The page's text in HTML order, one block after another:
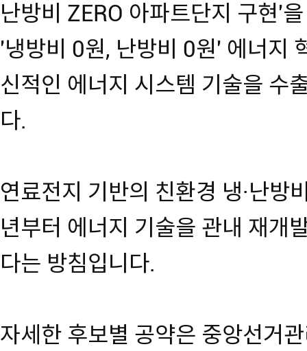
난방비 ZERO 아파트단지 구현'
'냉방비 0원, 난방비 0원' 에너지
신적인 에너지 시스템 기술을 수
다.
연료전지 기반의 친환경 냉·난방
년부터 에너지 기술을 관내 재개
다는 방침입니다.
자세한 후보별 공약은 중앙선거